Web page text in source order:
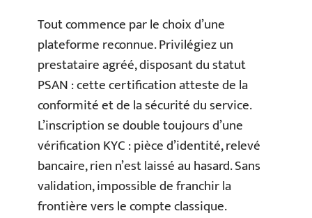
Tout commence par le choix d’une
plateforme reconnue. Privilégiez un
prestataire agréé, disposant du statut
PSAN : cette certification atteste de la
conformité et de la sécurité du service.
L’inscription se double toujours d’une
vérification KYC : pièce d’identité, relevé
bancaire, rien n’est laissé au hasard. Sans
validation, impossible de franchir la
frontière vers le compte classique.